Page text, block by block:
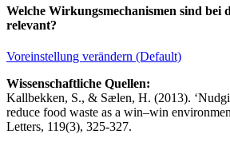
Welche Wirkungsmechanismen sind bei
relevant?
Voreinstellung verändern (Default)
Wissenschaftliche Quellen:
Kallbekken, S., & Sælen, H. (2013).
reduce food waste as a win–win
Letters, 119(3), 325-327.